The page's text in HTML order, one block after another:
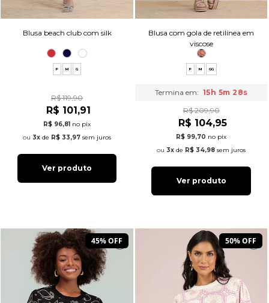
Blusa beach club com silk
P M G
R$ 119,90
R$ 101,91
R$ 96,81 no pix
3x de R$ 33,97 sem juros
Ver produto
Blusa com gola de retilínea em
viscose
P M GG
Termina em: 15h 5m 27s
R$ 209,90
R$ 104,95
R$ 99,70 no pix
3x de R$ 34,98 sem juros
Ver produto
45% OFF 50% OFF